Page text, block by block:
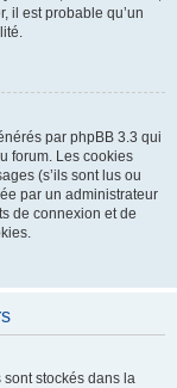
il est probable qu’un
par phpBB 3.3 qui
forum. Les cookies
(s’ils sont lus ou
par un administrateur
de connexion et de
stockés dans la